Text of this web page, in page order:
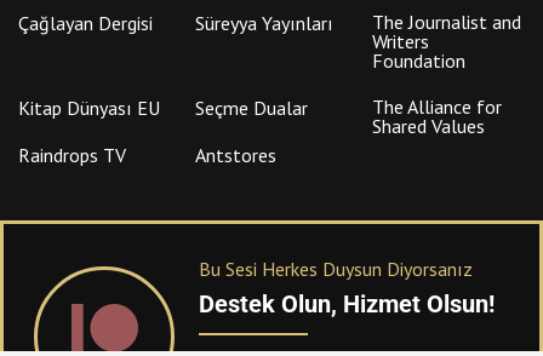
Çağlayan Dergisi
Süreyya Yayınları
The Journalist and
Writers
Foundation
Kitap Dünyası EU
Seçme Dualar
The Alliance for
Shared Values
Raindrops TV
Antstores
Bu Sesi Herkes Duysun Diyorsanız
Destek Olun, Hizmet Olsun!